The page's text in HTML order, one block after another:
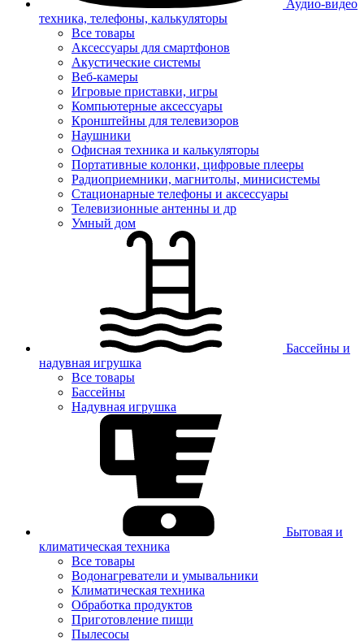
Аудио-видео
техника, телефоны, калькуляторы
Все товары
Аксессуары для смартфонов
Акустические системы
Веб-камеры
Игровые приставки, игры
Компьютерные аксессуары
Кронштейны для телевизоров
Наушники
Офисная техника и калькуляторы
Портативные колонки, цифровые плееры
Радиоприемники, магнитолы, минисистемы
Стационарные телефоны и аксессуары
Телевизионные антенны и др
Умный дом
Бассейны и
надувная игрушка
Все товары
Бассейны
Надувная игрушка
Бытовая и
климатическая техника
Все товары
Водонагреватели и умывальники
Климатическая техника
Обработка продуктов
Приготовление пищи
Пылесосы